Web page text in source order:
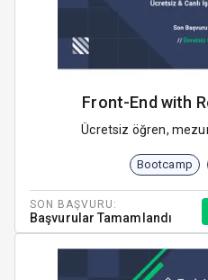
Front-End with
Ücretsiz öğren,
Bootcamp
SON BAŞVURU:
Başvurular Tamamlandı